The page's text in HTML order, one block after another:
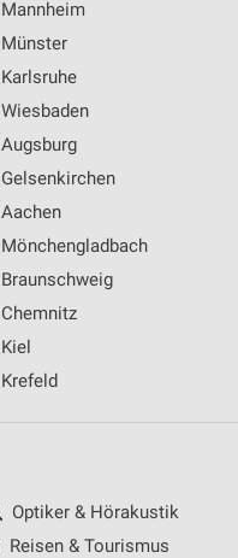
Mannheim
Münster
Karlsruhe
Wiesbaden
Augsburg
Gelsenkirchen
Aachen
Mönchengladbach
Braunschweig
Chemnitz
Kiel
Krefeld
Optiker & Hörakustik
Reisen & Tourismus